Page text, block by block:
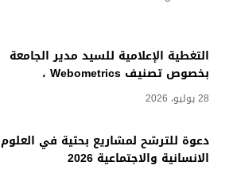
التغطية الإعلامية للسيد مدير الجامعة
بخصوص تصنيف Webometrics ،
28 يوليو، 2026
دعوة للترشح لمشاريع بحثية في العلوم
الانسانية والاجتماعية 2026